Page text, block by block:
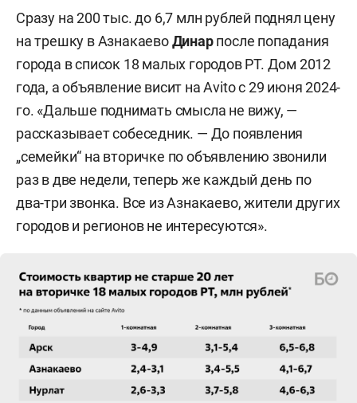
Сразу на 200 тыс. до 6,7 млн рублей поднял цену
на трешку в АзнакаевоДинарпосле попадания
города в список 18 малых городов РТ. Дом 2012
года, а объявление висит на Avito с 29 июня 2024-
го. «Дальше поднимать смысла не вижу, —
рассказывает собеседник. — До появления
„семейки“ на вторичке по объявлению звонили
раз в две недели, теперь же каждый день по
два-три звонка. Все из Азнакаево, жители других
городов и регионов не интересуются».